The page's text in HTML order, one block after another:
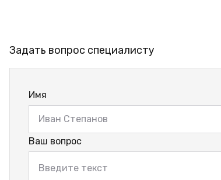
Задать вопрос специалисту
Имя
Ваш вопрос